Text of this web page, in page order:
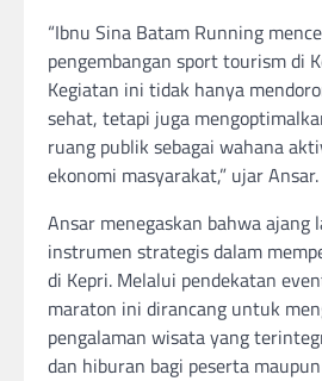
“Ibnu Sina Batam Running
pengembangan sport tourism di
Kegiatan ini tidak hanya
sehat, tetapi juga
ruang publik sebagai wahana
ekonomi masyarakat,” ujar Ansar.
Ansar menegaskan bahwa ajang
instrumen strategis dalam
di Kepri. Melalui pendekatan
maraton ini dirancang untuk
pengalaman wisata yang
dan hiburan bagi peserta